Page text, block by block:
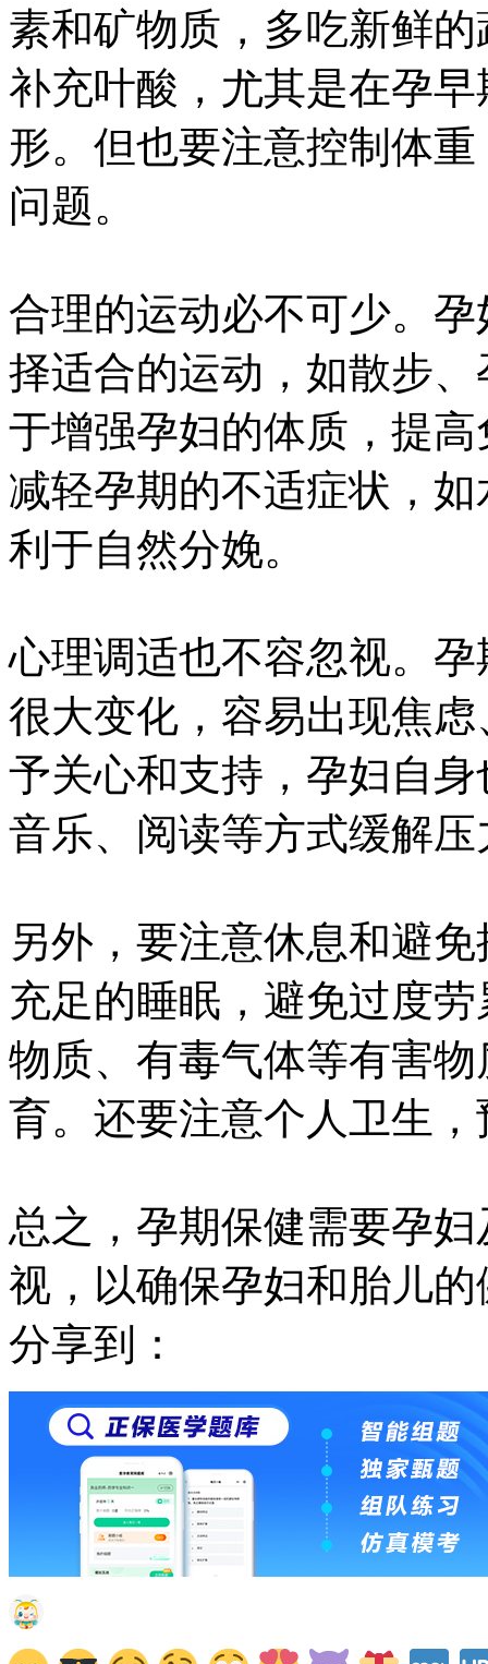
素和矿物质，多吃新鲜
补充叶酸，尤其是在孕
形。但也要注意控制体
问题。
合理的运动必不可少。
择适合的运动，如散步
于增强孕妇的体质，提
减轻孕期的不适症状，
利于自然分娩。
心理调适也不容忽视。
很大变化，容易出现焦
予关心和支持，孕妇自
音乐、阅读等方式缓解
另外，要注意休息和避
充足的睡眠，避免过度
物质、有毒气体等有害
育。还要注意个人卫生
总之，孕期保健需要孕
视，以确保孕妇和胎儿的
分享到：